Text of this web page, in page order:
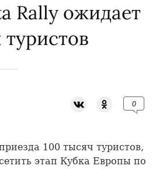
Rally ожидает
0
100 тысяч туристов,
этап Кубка Европы по